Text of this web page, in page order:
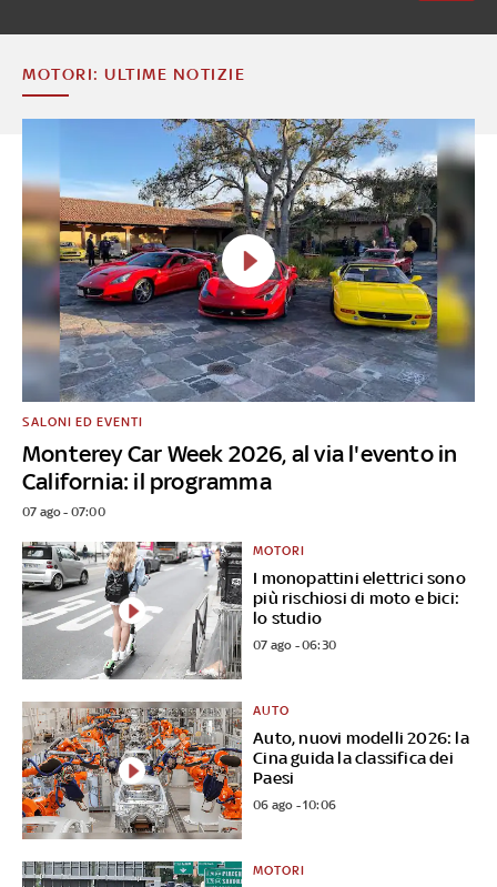
MOTORI: ULTIME NOTIZIE
Monterey Car Week 2026, al via l'evento in
California: il programma
SALONI ED EVENTI
07 ago - 07:00
I monopattini elettrici sono
più rischiosi di moto e bici:
lo studio
MOTORI
07 ago - 06:30
Auto, nuovi modelli 2026: la
Cina guida la classifica dei
Paesi
AUTO
06 ago - 10:06
MOTORI